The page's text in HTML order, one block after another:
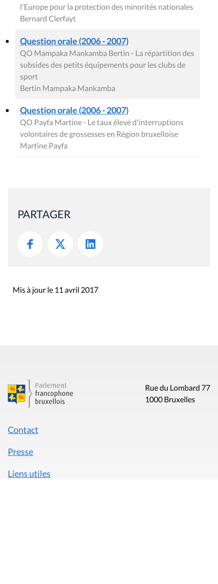
l'Europe pour la protection des minorités nationales
Bernard Clerfayt
Question orale (2006 - 2007)
QO Mampaka Mankamba Bertin - La répartition des
subsides des petits équipements pour les clubs de
sport
Bertin Mampaka Mankamba
Question orale (2006 - 2007)
QO Payfa Martine - Le taux élevé d'interruptions
volontaires de grossesses en Région bruxelloise
Martine Payfa
PARTAGER
Mis à jour le 11 avril 2017
Rue du Lombard 77
1000 Bruxelles
Contact
Presse
Liens utiles